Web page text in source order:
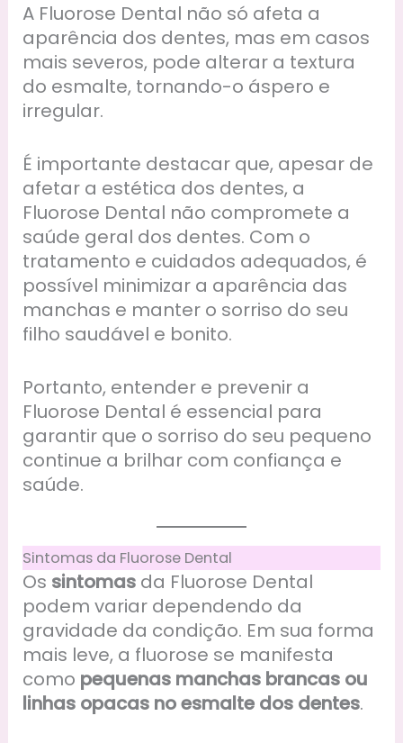
A Fluorose Dental não só afeta a
aparência dos dentes, mas em casos
mais severos, pode alterar a textura
do esmalte, tornando-o áspero e
irregular.
É importante destacar que, apesar de
afetar a estética dos dentes, a
Fluorose Dental não compromete a
saúde geral dos dentes. Com o
tratamento e cuidados adequados, é
possível minimizar a aparência das
manchas e manter o sorriso do seu
filho saudável e bonito.
Portanto, entender e prevenir a
Fluorose Dental é essencial para
garantir que o sorriso do seu pequeno
continue a brilhar com confiança e
saúde.
Sintomas da Fluorose Dental
Os sintomas da Fluorose Dental
podem variar dependendo da
gravidade da condição. Em sua forma
mais leve, a fluorose se manifesta
como pequenas manchas brancas ou
linhas opacas no esmalte dos dentes.